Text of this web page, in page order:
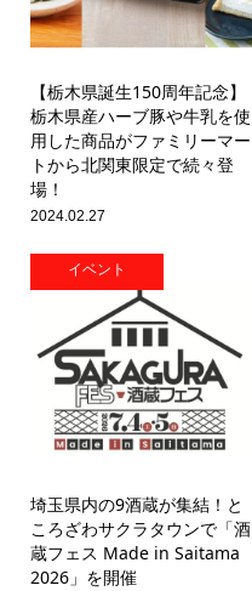
【栃木県誕生150周年記念】
栃木県産ハーブ豚や牛乳を使
用した商品がファミリーマー
トから北関東限定で続々登
場！
2024.02.27
イベント
埼玉県内の9酒蔵が集結！と
ころざわサクラタウンで「酒
蔵フェス Made in Saitama
2026」を開催